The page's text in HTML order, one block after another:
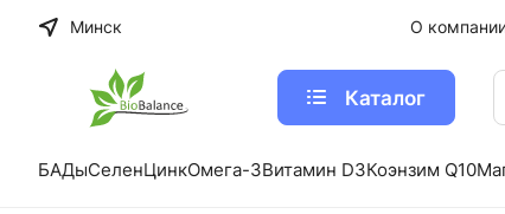
Минск О
Каталог
БАДыСеленЦинкОмега-3Витамин D3Коэнзим Q10